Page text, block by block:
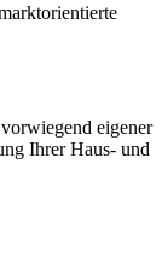
eigener
Ihrer Haus- und